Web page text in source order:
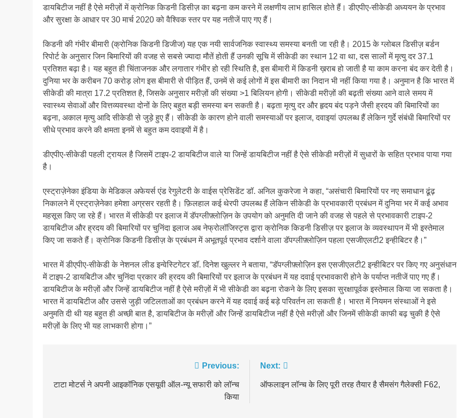
डायबिटीज नहीं है ऐसे मरीज़ों में क्रोनिक किडनी डिसीज़ का बढ़ना कम करने में लक्षणीय लाभ हासिल होते हैं। डीएपीए-सीकेडी अध्ययन के प्रभाव
और सुरक्षा के आधार पर 30 मार्च 2020 को वैश्विक स्तर पर यह नतीजें पाए गए हैं।
किडनी की गंभीर बीमारी (क्रोनिक किडनी डिजीज) यह एक नयी सार्वजनिक स्वास्थ्य समस्या बनती जा रही है। 2015 के ग्लोबल डिसीज़ बर्डन
रिपोर्ट के अनुसार जिन बिमारियों की वजह से सबसे ज्यादा मौतें होती हैं उनकी सूचि में सीकेडी का स्थान 12 वा था, दस सालों में मृत्यु दर 37.1
प्रतिशत बढ़ा है। यह बहुत ही चिंताजनक और लगातार गंभीर हो रही स्थिति है, इस बीमारी में किडनी ख़राब हो जाती है या काम करना बंद कर देती है।
दुनिया भर के करीबन 70 करोड़ लोग इस बीमारी से पीड़ित हैं, उनमें से कई लोगों में इस बीमारी का निदान भी नहीं किया गया है। अनुमान है कि भारत में
सीकेडी की मात्रा 17.2 प्रतिशत है, जिसके अनुसार मरीज़ों की संख्या >1 बिलियन होगी। सीकेडी मरीज़ों की बढ़ती संख्या आने वाले समय में
स्वास्थ्य सेवाओं और वित्तव्यवस्था दोनों के लिए बहुत बड़ी समस्या बन सकती है। बढ़ता मृत्यु दर और हृदय बंद पड़ने जैसी ह्रदय की बिमारियों का
बढ़ना, अकाल मृत्यु आदि सीकेडी से जुड़े हुए हैं। सीकेडी के कारण होने वाली समस्याओं पर इलाज, दवाइयां उपलब्ध हैं लेकिन गुर्दे संबंधी बिमारियों पर
सीधे प्रभाव करने की क्षमता इनमें से बहुत कम दवाइयों में है।
डीएपीए-सीकेडी पहली ट्रायल है जिसमें टाइप-2 डायबिटीज वाले या जिन्हें डायबिटीज नहीं है ऐसे सीकेडी मरीज़ों में सुधारों के सहित प्रभाव पाया गया
है।
एस्ट्राज़ेनेका इंडिया के मेडिकल अफेयर्स एंड रेगुलेटरी के वाईस प्रेसिडेंट डॉ. अनिल कुकरेजा ने कहा, “असंचारी बिमारियों पर नए समाधान ढूंढ़
निकालने में एस्ट्राज़ेनेका हमेशा अग्रसर रहती है। फ़िलहाल कई थेरपी उपलब्ध हैं लेकिन सीकेडी के प्रभावकारी प्रबंधन में दुनिया भर में कई अभाव
महसूस किए जा रहे हैं। भारत में सीकेडी पर इलाज में डॅपग्लीफ़्लोज़िन के उपयोग को अनुमति दी जाने की वजह से पहले से प्रभावकारी टाइप-2
डायबिटीज और ह्रदय की बिमारियों पर चुनिंदा इलाज अब नेफ्रोलॉजिस्ट्स द्वारा क्रोनिक किडनी डिसीज़ पर इलाज के व्यवस्थापन में भी इस्तेमाल
किए जा सकते हैं। क्रोनिक किडनी डिसीज़ के प्रबंधन में अभूतपूर्व प्रभाव दर्शाने वाला डॅपग्लीफ़्लोज़िन पहला एसजीएलटी2 इन्हीबिटर है।”
भारत में डीएपीए-सीकेडी के नेशनल लीड इन्वेस्टिगेटर डॉ. दिनेश खुल्लर ने बताया, “डॅपग्लीफ़्लोज़िन इस एसजीएलटी2 इन्हीबिटर पर किए गए अनुसंधान
में टाइप-2 डायबिटीज और चुनिंदा प्रकार की ह्रदय की बिमारियों पर इलाज के प्रबंधन में यह दवाई प्रभावकारी होने के पर्याप्त नतीजें पाए गए हैं।
डायबिटीज के मरीज़ों और जिन्हें डायबिटीज नहीं है ऐसे मरीज़ों में भी सीकेडी का बढ़ना रोकने के लिए इसका सुरक्षापूर्वक इस्तेमाल किया जा सकता है।
भारत में डायबिटीज और उससे जुड़ी जटिलताओं का प्रबंधन करने में यह दवाई कई बड़े परिवर्तन ला सकती है। भारत में नियमन संस्थाओं ने इसे
अनुमति दी थी यह बहुत ही अच्छी बात है, डायबिटीज के मरीज़ों और जिन्हें डायबिटीज नहीं है ऐसे मरीज़ों और जिनमें सीकेडी काफी बढ़ चुकी है ऐसे
मरीज़ों के लिए भी यह लाभकारी होगा।”
navigation
Previous:
टाटा मोटर्स ने अपनी आइकॉनिक एसयूवी ऑल-न्‍यू सफारी को लॉन्च
किया
Next:
ऑफलाइन लॉन्च के लिए पूरी तरह तैयार है सैमसंग गैलेक्सी F62,